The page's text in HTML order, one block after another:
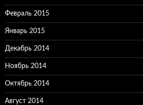
Февраль 2015
Январь 2015
Декабрь 2014
Ноябрь 2014
Октябрь 2014
Август 2014